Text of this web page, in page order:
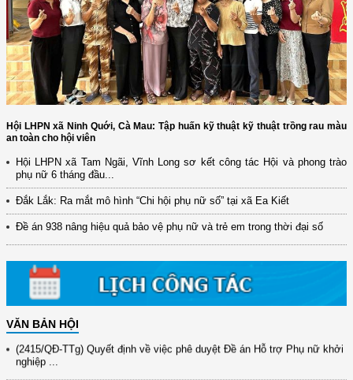
Hội LHPN xã Ninh Quới, Cà Mau: Tập huấn kỹ thuật kỹ thuật trồng rau màu
an toàn cho hội viên
Hội LHPN xã Tam Ngãi, Vĩnh Long sơ kết công tác Hội và phong trào
phụ nữ 6 tháng đầu...
Đắk Lắk: Ra mắt mô hình “Chi hội phụ nữ số” tại xã Ea Kiết
Đề án 938 nâng hiệu quả bảo vệ phụ nữ và trẻ em trong thời đại số
VĂN BẢN HỘI
(12/TB-HĐKH) V/v đăng ký, đề xuất nhiệm vụ Khoa học, công nghệ và
đổi mới ...
(898/KH/ĐCT) Kế hoạch thực hiện Quyết định số 2415/QĐ-TTg ngày
31/10/2025 ...
xây dựng ...
(891/KH-ĐCT) Kế hoạch thực hiện Nghị quyết số 72-NQ/TW ngày
9/9/2025 của Bộ ...
(2415/QĐ-TTg) Quyết định về việc phê duyệt Đề án Hỗ trợ Phụ nữ khởi
nghiệp ...